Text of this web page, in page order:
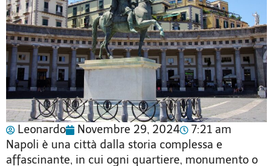
Leonardo Novembre 29, 2024
7:21 am
Napoli è una città dalla storia complessa e
affascinante, in cui ogni quartiere, monumento o